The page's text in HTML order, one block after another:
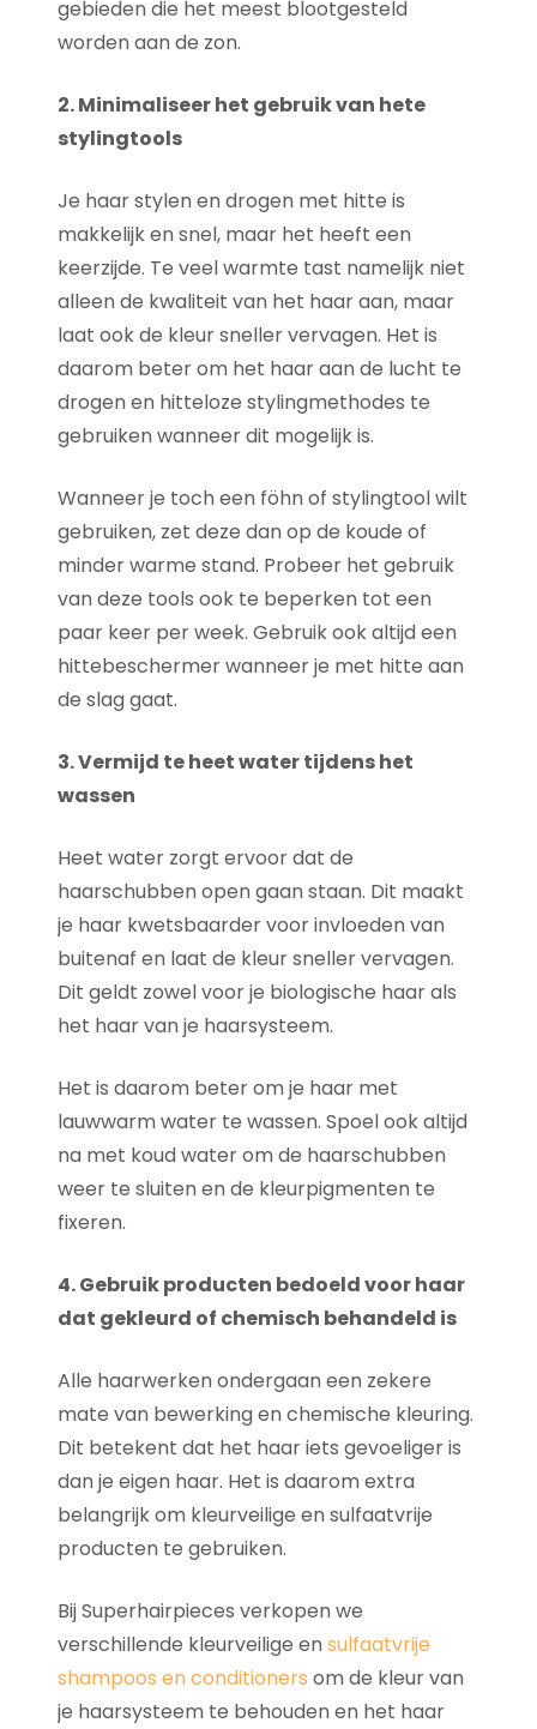
gebieden die het meest blootgesteld
worden aan de zon.
2. Minimaliseer het gebruik van hete
stylingtools
Je haar stylen en drogen met hitte is
makkelijk en snel, maar het heeft een
keerzijde. Te veel warmte tast namelijk niet
alleen de kwaliteit van het haar aan, maar
laat ook de kleur sneller vervagen. Het is
daarom beter om het haar aan de lucht te
drogen en hitteloze stylingmethodes te
gebruiken wanneer dit mogelijk is.
Wanneer je toch een föhn of stylingtool wilt
gebruiken, zet deze dan op de koude of
minder warme stand. Probeer het gebruik
van deze tools ook te beperken tot een
paar keer per week. Gebruik ook altijd een
hittebeschermer wanneer je met hitte aan
de slag gaat.
3. Vermijd te heet water tijdens het
wassen
Heet water zorgt ervoor dat de
haarschubben open gaan staan. Dit maakt
je haar kwetsbaarder voor invloeden van
buitenaf en laat de kleur sneller vervagen.
Dit geldt zowel voor je biologische haar als
het haar van je haarsysteem.
Het is daarom beter om je haar met
lauwwarm water te wassen. Spoel ook altijd
na met koud water om de haarschubben
weer te sluiten en de kleurpigmenten te
fixeren.
4. Gebruik producten bedoeld voor haar
dat gekleurd of chemisch behandeld is
Alle haarwerken ondergaan een zekere
mate van bewerking en chemische kleuring.
Dit betekent dat het haar iets gevoeliger is
dan je eigen haar. Het is daarom extra
belangrijk om kleurveilige en sulfaatvrije
producten te gebruiken.
Bij Superhairpieces verkopen we
verschillende kleurveilige en sulfaatvrije
shampoos en conditioners om de kleur van
je haarsysteem te behouden en het haar